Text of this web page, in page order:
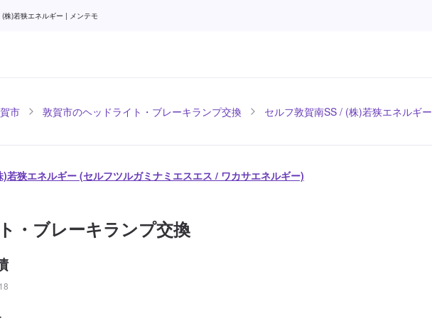
株)若狭エネルギー | メンテモ
市 敦賀市のヘッドライト・ブレーキランプ交換 セルフ敦賀南SS / (株)若狭エネルギー
若狭エネルギー (セルフツルガミナミエスエス / ワカサエネルギー)
・ブレーキランプ交換